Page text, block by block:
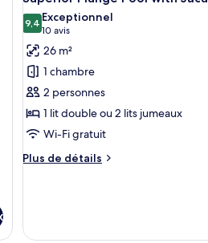
toutes
les
photos
pour
ce
type
de
chambre :
Superior
Jacuzzi
9,49,4 sur 10
Exceptionnel
10 avis
(10 avis)
26 m²
1 chambre
2 personnes
1 lit double ou 2 lits jumeaux
Wi-Fi gratuit
Plus de détails
Plus
Plunge